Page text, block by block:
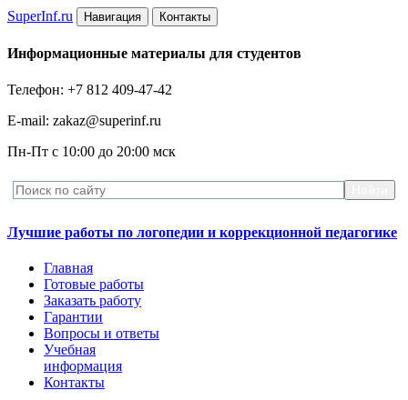
SuperInf.ru Навигация Контакты
Информационные материалы для студентов
Телефон: +7 812 409-47-42
E-mail: zakaz@superinf.ru
Пн-Пт с 10:00 до 20:00 мск
Лучшие работы по логопедии и коррекционной педагогике
Главная
Готовые работы
Заказать работу
Гарантии
Вопросы и ответы
Учебная
информация
Контакты